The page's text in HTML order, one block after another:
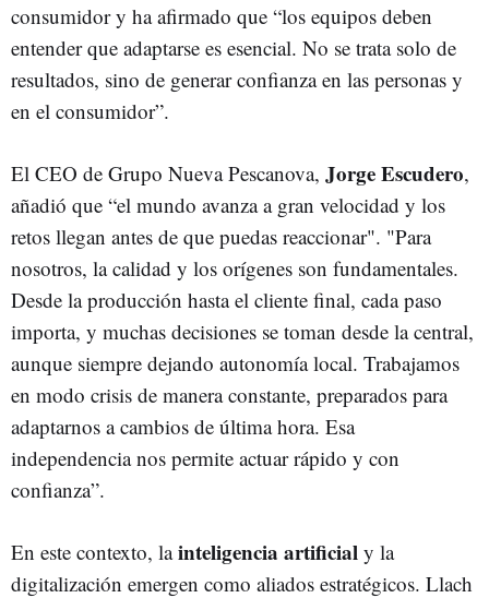
consumidor y ha afirmado que “los equipos deben
entender que adaptarse es esencial. No se trata solo de
resultados, sino de generar confianza en las personas y
en el consumidor”.
El CEO de Grupo Nueva Pescanova, Jorge Escudero,
añadió que “el mundo avanza a gran velocidad y los
retos llegan antes de que puedas reaccionar". "Para
nosotros, la calidad y los orígenes son fundamentales.
Desde la producción hasta el cliente final, cada paso
importa, y muchas decisiones se toman desde la central,
aunque siempre dejando autonomía local. Trabajamos
en modo crisis de manera constante, preparados para
adaptarnos a cambios de última hora. Esa
independencia nos permite actuar rápido y con
confianza”.
En este contexto, lainteligencia artificial y la
digitalización emergen como aliados estratégicos. Llach